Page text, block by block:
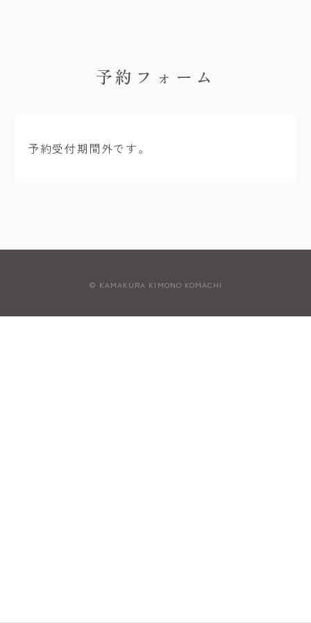
予約フォーム
予約受付期間外です。
© KAMAKURA KIMONO KOMACHI